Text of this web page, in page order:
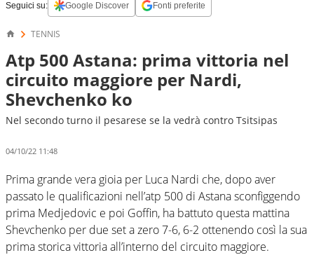
Seguici su: Google Discover Fonti preferite
TENNIS
Atp 500 Astana: prima vittoria nel
circuito maggiore per Nardi,
Shevchenko ko
Nel secondo turno il pesarese se la vedrà contro Tsitsipas
04/10/22 11:48
Prima grande vera gioia per Luca Nardi che, dopo aver
passato le qualificazioni nell’atp 500 di Astana sconfiggendo
prima Medjedovic e poi Goffin, ha battuto questa mattina
Shevchenko per due set a zero 7-6, 6-2 ottenendo così la sua
prima storica vittoria all’interno del circuito maggiore.